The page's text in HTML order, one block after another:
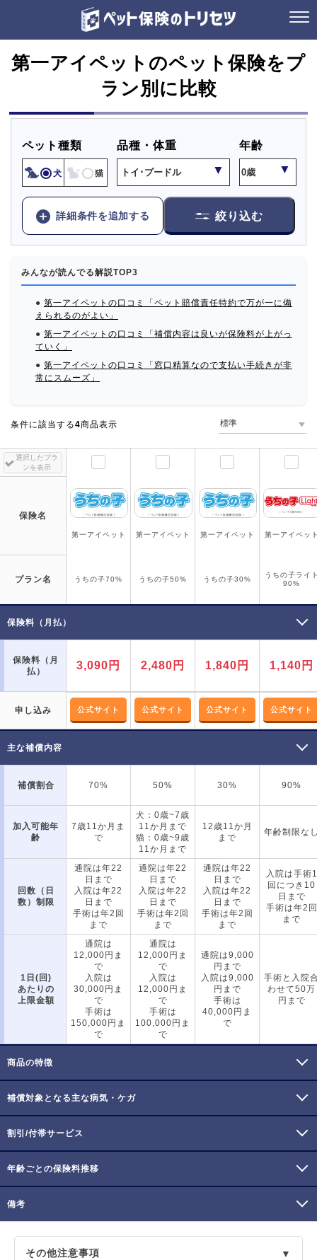
第一アイペットのペット保険をプ
ラン別に比較
ペット種類
犬 猫
品種・体重 年齢
詳細条件を追加する 絞り込む
みんなが読んでる解説TOP3
● 第一アイペットの口コミ「ペット賠償責任特約で万が一に備
えられるのがよい」
● 第一アイペットの口コミ「補償内容は良いが保険料が上がっ
ていく」
● 第一アイペットの口コミ「窓口精算なので支払い手続きが非
常にスムーズ」
条件に該当する4商品表示
選択したプラ
ンを表示
保険名
第一アイペット 第一アイペット 第一アイペット 第一アイペッ
プラン名 うちの子70% うちの子50% うちの子30%
うちの子ライ
90%
保険料（月払）
保険料（月
払）
3,090円 2,480円 1,840円 1,140円
申し込み 公式サイト 公式サイト 公式サイト 公式サイト
主な補償内容
補償割合 70% 50% 30% 90%
加入可能年
齢
7歳11か月ま
で
犬：0歳~7歳
11か月まで
猫：0歳~9歳
11か月まで
12歳11か月
まで
年齢制限な
回数（日
数）制限
通院は年22
日まで
入院は年22
日まで
手術は年2回
まで
通院は年22
日まで
入院は年22
日まで
手術は年2回
まで
通院は年22
日まで
入院は年22
日まで
手術は年2回
まで
入院は手術1
回につき10
日まで
手術は年2回
まで
1日(回)
あたりの
上限金額
通院は
12,000円ま
で
入院は
30,000円ま
で
手術は
150,000円ま
で
通院は
12,000円ま
で
入院は
12,000円ま
で
手術は
100,000円ま
で
通院は9,000
円まで
入院は9,000
円まで
手術は
40,000円ま
で
手術と入院
わせて50万
円まで
商品の特徴
補償対象となる主な病気・ケガ
割引/付帯サービス
年齢ごとの保険料推移
備考
その他注意事項 ▼